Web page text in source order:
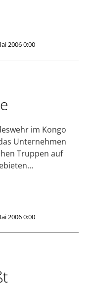
2006 0:00
im Kongo
Unternehmen
Truppen auf
2006 0:00